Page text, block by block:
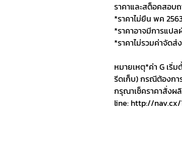
ราคาและสต็อคสอบ
*ราคาไม่ยืน พค
*ราคาอาจมีการแป
*ราคาไม่รวมค่าจัดส่ง
หมายเหตุ*ค่า G เริ่
รีดเก็บ) กรณีต้องกา
กรุณาเช็คราคาสั่งผ
line: http://nav.cx/